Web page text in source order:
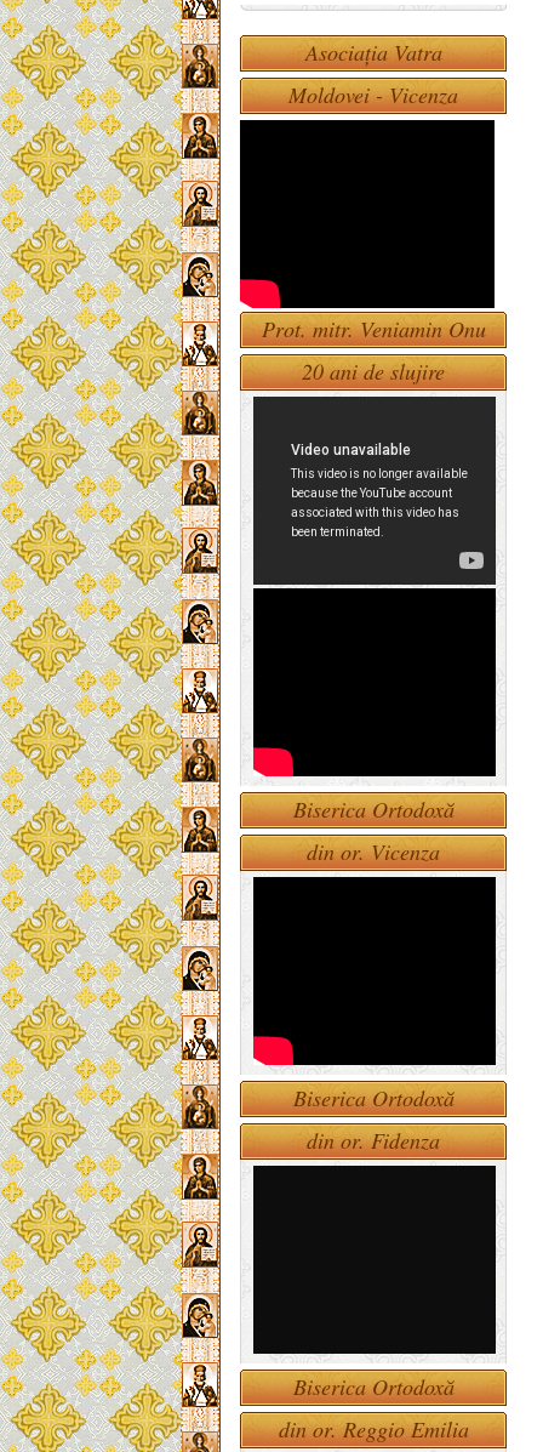
Asociația Vatra
Moldovei - Vicenza
Prot. mitr. Veniamin Onu
20 ani de slujire
Biserica Ortodoxă
din or. Vicenza
Biserica Ortodoxă
din or. Fidenza
Biserica Ortodoxă
din or. Reggio Emilia